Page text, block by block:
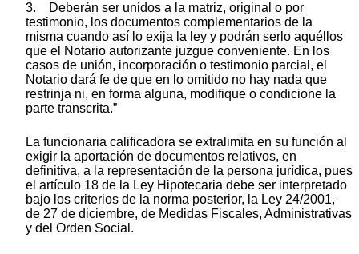
3. Deberán ser unidos a la matriz, original o por
testimonio, los documentos complementarios de la
misma cuando así lo exija la ley y podrán serlo aquéllos
que el Notario autorizante juzgue conveniente. En los
casos de unión, incorporación o testimonio parcial, el
Notario dará fe de que en lo omitido no hay nada que
restrinja ni, en forma alguna, modifique o condicione la
parte transcrita.”
La funcionaria calificadora se extralimita en su función al
exigir la aportación de documentos relativos, en
definitiva, a la representación de la persona jurídica, pues
el artículo 18 de la Ley Hipotecaria debe ser interpretado
bajo los criterios de la norma posterior, la Ley 24/2001,
de 27 de diciembre, de Medidas Fiscales, Administrativas
y del Orden Social.